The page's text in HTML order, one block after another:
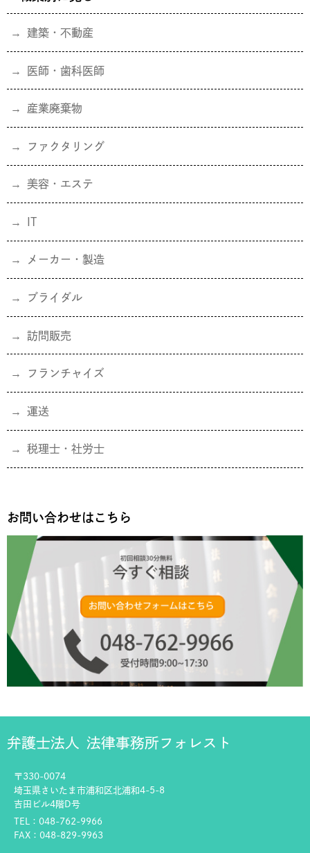
建築・不動産
医師・歯科医師
産業廃棄物
ファクタリング
美容・エステ
IT
メーカー・製造
ブライダル
訪問販売
フランチャイズ
運送
税理士・社労士
お問い合わせはこちら
弁護士法人 法律事務所フォレスト
〒330-0074
埼玉県さいたま市浦和区北浦和4-5-8
吉田ビル4階D号
TEL：048-762-9966
FAX：048-829-9963